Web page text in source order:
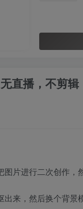
直播，不剪
片进行二次创作
来，然后换个背